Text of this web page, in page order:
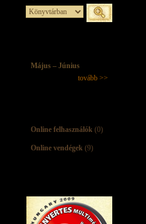
Május – Június
tovább >>
Online felhasználók (0)
Online vendégek (9)